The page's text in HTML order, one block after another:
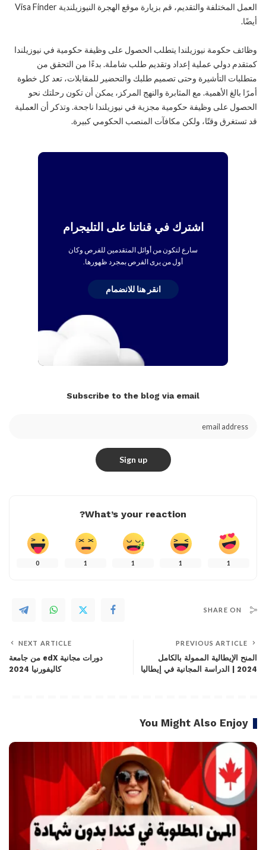
العمل المختلفة والتقديم، قم بزيارة موقع الهجرة النيوزيلندية Visa Finder
أيضًا.
وظائف حكومة نيوزيلندا يتطلب الحصول على وظيفة حكومية في نيوزيلندا
كمتقدم دولي عملية إعداد وتقديم طلب شاملة. بدءًا من التحقق من
متطلبات التأشيرة وحتى تصميم طلبك والتحضير للمقابلات، تعد كل خطوة
أمرًا بالغ الأهمية. مع المثابرة والنهج المركز، يمكن أن تكون رحلتك نحو
الحصول على وظيفة حكومية مجزية في نيوزيلندا ناجحة. وتذكر أن العملية
قد تستغرق وقتًا، ولكن مكافآت المنصب الحكومي كبيرة.
اشترك في قناتنا على التليجرام
سارع لتكون من أوائل المتقدمين للفرص وكان
أول من يرى الفرص بمجرد ظهورها.
انقر هنا للانضمام
Subscribe to the blog via email
What’s your reaction?
1
1
1
1
0
SHARE ON
PREVIOUS ARTICLE
المنح الإيطالية الممولة بالكامل
2024 | الدراسة المجانية في إيطاليا
NEXT ARTICLE
دورات مجانية edX من جامعة
كاليفورنيا 2024
You Might Also Enjoy